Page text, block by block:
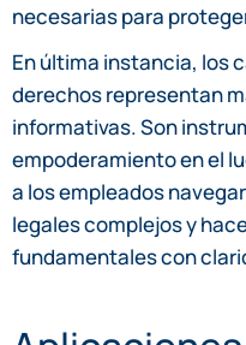
necesarias para
En última instancia, los
derechos representan
informativas. Son
empoderamiento en el
a los empleados
legales complejos y
fundamentales con